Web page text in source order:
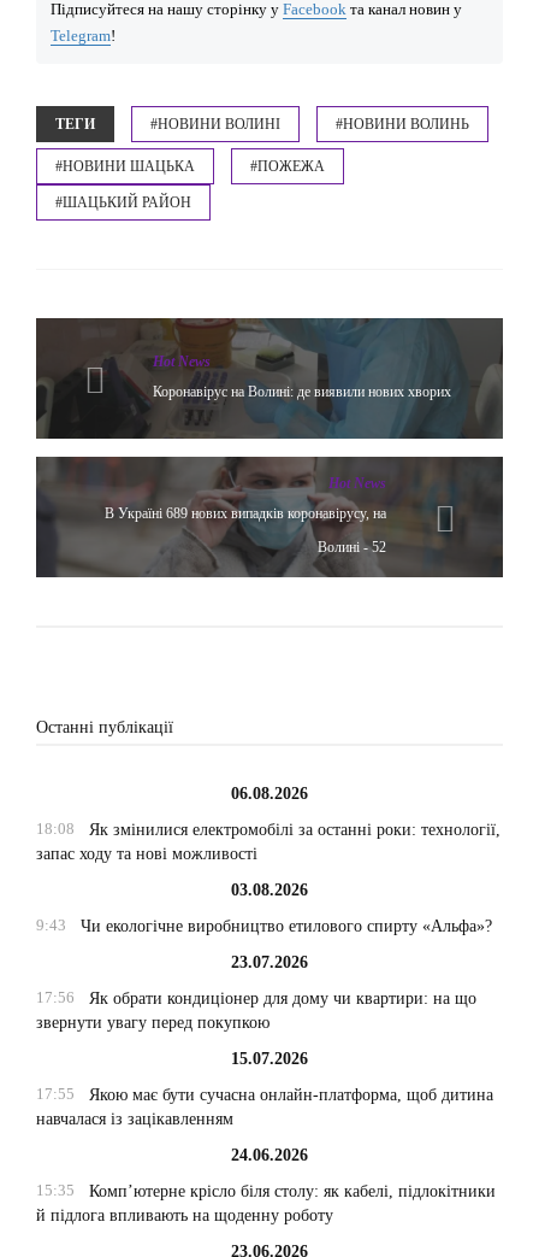
Підписуйтеся на нашу сторінку у Facebook та канал новин у
Telegram!
ТЕГИ #НОВИНИ ВОЛИНІ #НОВИНИ ВОЛИНЬ
#НОВИНИ ШАЦЬКА #ПОЖЕЖА
#ШАЦЬКИЙ РАЙОН
Hot News
Коронавірус на Волині: де виявили нових хворих
Hot News
В Україні 689 нових випадків коронавірусу, на
Волині - 52
Останні публікації
06.08.2026
18:08
Як змінилися електромобілі за останні роки: технології,
запас ходу та нові можливості
03.08.2026
9:43
Чи екологічне виробництво етилового спирту «Альфа»?
23.07.2026
17:56
Як обрати кондиціонер для дому чи квартири: на що
звернути увагу перед покупкою
15.07.2026
17:55
Якою має бути сучасна онлайн-платформа, щоб дитина
навчалася із зацікавленням
24.06.2026
15:35
Комп’ютерне крісло біля столу: як кабелі, підлокітники
й підлога впливають на щоденну роботу
23.06.2026